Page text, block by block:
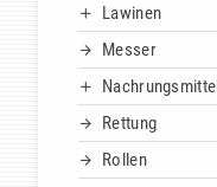
Lawinen
Messer
Nachrungsmittel
Rettung
Rollen